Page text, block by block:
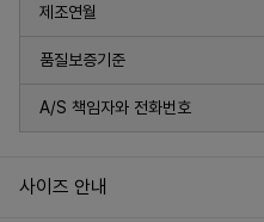
제조연월
품질보증기준
A/S 책임자와 전화번호
사이즈 안내